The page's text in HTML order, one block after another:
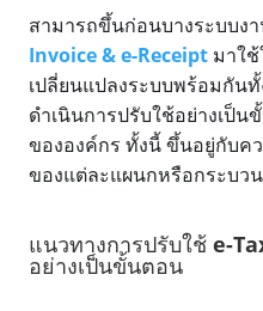
สามารถขึ้นก่อนบางระบบง
Invoice & e-Receipt มาใ
เปลี่ยนแปลงระบบพร้อมกัน
ดำเนินการปรับใช้อย่างเป็
ขององค์กร ทั้งนี้ ขึ้นอยู่กับค
ของแต่ละแผนกหรือกระบว
แนวทางการปรับใช้ e-
อย่างเป็นขั้นตอน